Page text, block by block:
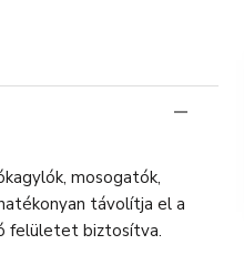
mosogatók,
távolítja el a
felületet biztosítva.